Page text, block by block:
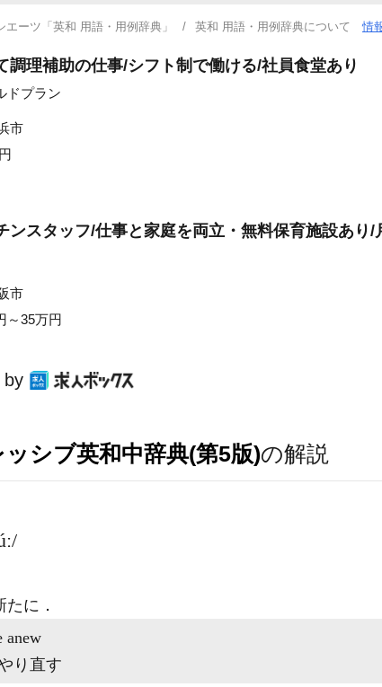
エーツ「英和 用語・用例辞典」 英和 用語・用例辞典について情
調理補助の仕事/シフト制で働ける/社員食堂あり
ドプラン
市
ンスタッフ/仕事と家庭を両立・無料保育施設あり
市
～35万円
by
シブ英和中辞典(第5版)の解説
たに ．
anew
り直す